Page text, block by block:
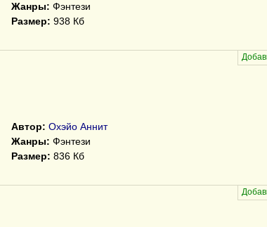
Жанры: Фэнтези
Размер: 938 Кб
Автор: Охэйо Аннит
Жанры: Фэнтези
Размер: 836 Кб